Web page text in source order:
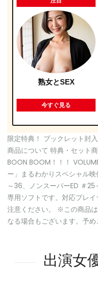
熟女とSEX
今すぐ見る
限定特典！ ブックレット封
商品について 特典・セット
BOON BOOM！！！
ー」まるわかりスペシャル
～36、ノンスーパーED ＃
専用ソフトです。対応プレ
注意ください。 ※この商品
なる場合もございます。予め
出演女